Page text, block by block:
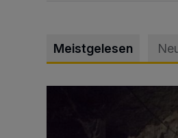
Meistgelesen